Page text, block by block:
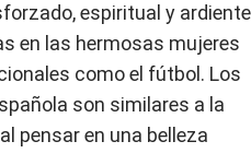
espiritual y
en las hermosas mujeres
como el fútbol. Los
son similares a la
pensar en una belleza